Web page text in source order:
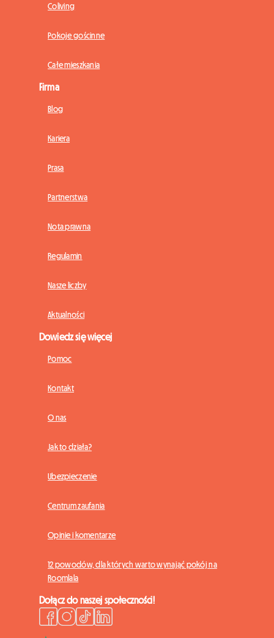
Coliving
Pokoje gościnne
Całe mieszkania
Firma
Blog
Kariera
Prasa
Partnerstwa
Nota prawna
Regulamin
Nasze liczby
Aktualności
Dowiedz się więcej
Pomoc
Kontakt
O nas
Jak to działa?
Ubezpieczenie
Centrum zaufania
Opinie i komentarze
12 powodów, dla których warto wynająć pokój na
Roomlala
Dołącz do naszej społeczności!